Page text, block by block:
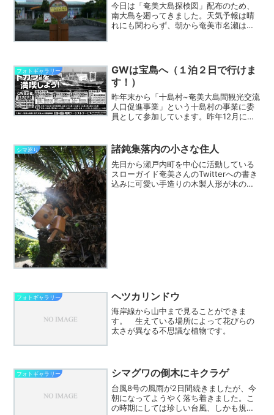
今日は「奄美大島探検図」配布のため、
南大島を廻ってきました。天気予報は晴
れにも関わらず、朝から奄美市名瀬は
ないの熱帯低気圧からの湿っ...
フォトギャラリー
GWは宝島へ（１泊２日で行けま
す！）
昨年末から「十島村~奄美大島間観光交流
人口促進事業」という十島村の事業に委
員として参加しています。昨年12月には
は奄美新聞の記事）も行われました。そ
ういった実績を元にし...
シマ巡り 諸鈍集落内の小さな住人
先日から瀬戸内町を中心に活動している
スローガイド奄美さんのTwitterへの書き
込みに可愛い手造りの木製人形が木の枝
フォトギャラリー ヘツカリンドウ
海岸線から山中まで見ることができま
す。 生えている場所によって花びらの
太さが異なる不思議な植物です。
フォトギャラリー シマグワの倒木にキクラゲ
台風8号の風雨が2日間続きましたが、今
朝になってようやく落ち着きました。こ
の時期にしては珍しい台風、しかも規模